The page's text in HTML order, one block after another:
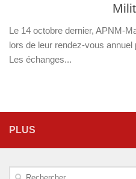
Le 14 octobre dernier, APNM-
lors de leur rendez-vous
Les échanges...
PLUS
Rechercher :